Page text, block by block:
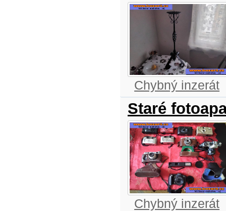
Chybný inzerát
Staré
Chybný inzerát